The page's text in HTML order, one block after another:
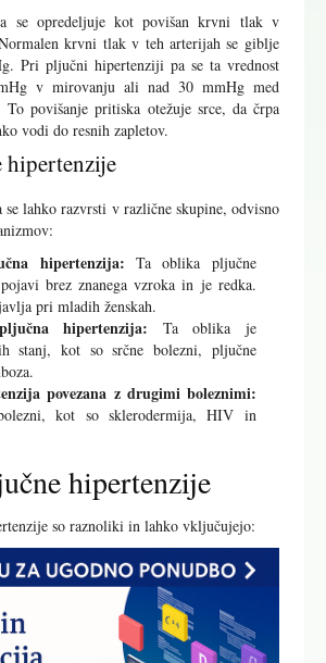
se opredeljuje kot povišan krvni tlak v
krvni tlak v teh arterijah se giblje
Pri pljučni hipertenziji pa se ta vrednost
v mirovanju ali nad 30 mmHg med
To povišanje pritiska otežuje srce, da črpa
vodi do resnih zapletov.
hipertenzije
lahko razvrsti v različne skupine, odvisno
hipertenzija: Ta oblika pljučne
brez znanega vzroka in je redka.
pri mladih ženskah.
hipertenzija: Ta oblika je
stanj, kot so srčne bolezni, pljučne
povezana z drugimi boleznimi:
kot so sklerodermija, HIV in
hipertenzije
so raznoliki in lahko vključujejo: